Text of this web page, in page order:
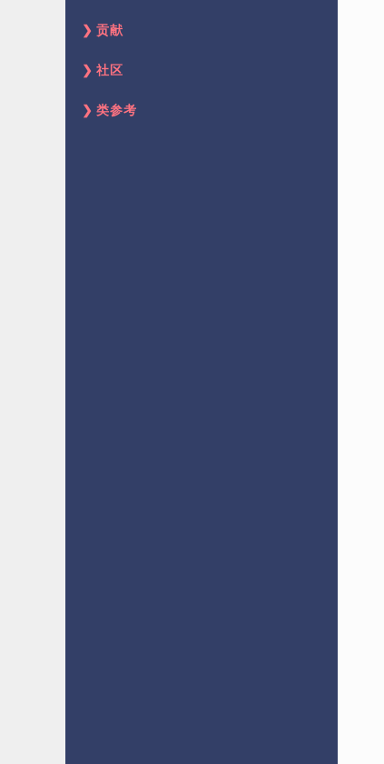
贡献
社区
类参考